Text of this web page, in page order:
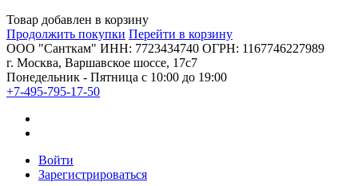
Товар добавлен в корзину
Продолжить покупки Перейти в корзину
ООО "Санткам" ИНН: 7723434740 ОГРН: 1167746227989
г. Москва, Варшавское шоссе, 17с7
Понедельник - Пятница с 10:00 до 19:00
+7-495-795-17-50
Войти
Зарегистрироваться